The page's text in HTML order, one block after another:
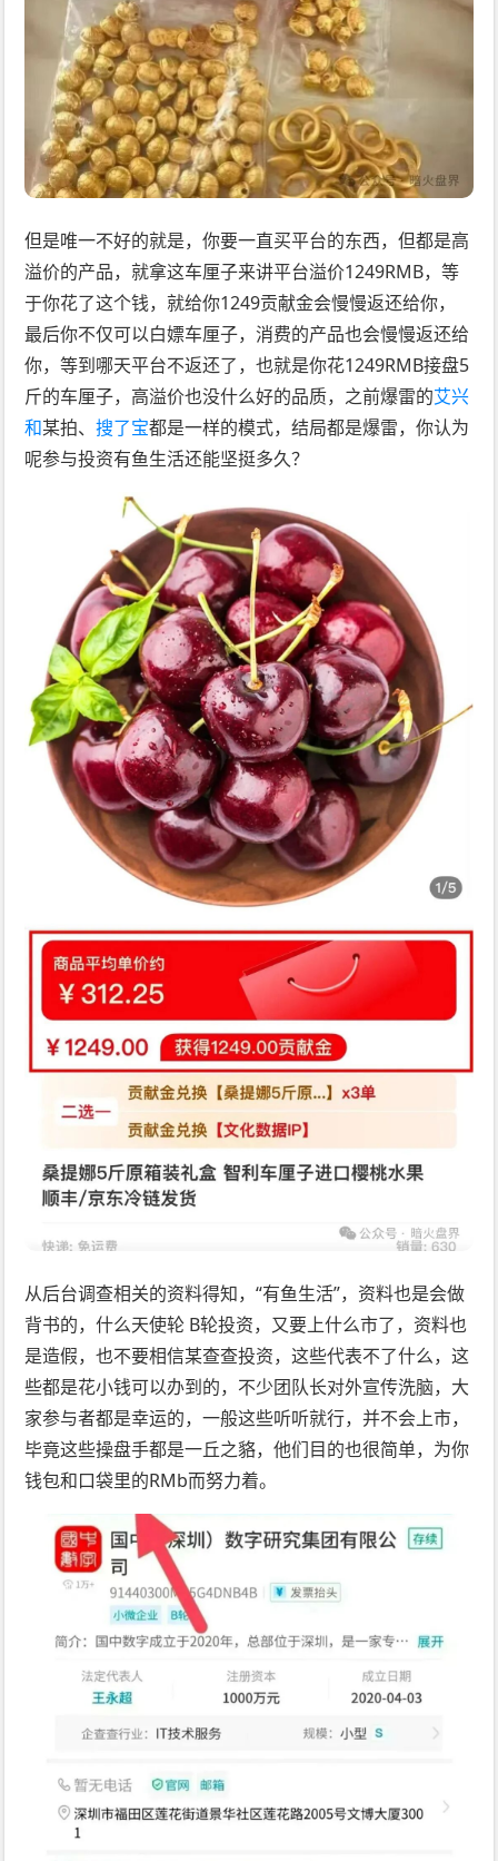
但是唯一不好的就是，你要一直买平台的东西，但都是高
溢价的产品，就拿这车厘子来讲平台溢价1249RMB，等
于你花了这个钱，就给你1249贡献金会慢慢返还给你，
最后你不仅可以白嫖车厘子，消费的产品也会慢慢返还给
你，等到哪天平台不返还了，也就是你花1249RMB接盘5
斤的车厘子，高溢价也没什么好的品质，之前爆雷的艾兴
和某拍、搜了宝都是一样的模式，结局都是爆雷，你认为
呢参与投资有鱼生活还能坚挺多久？
从后台调查相关的资料得知，“有鱼生活”，资料也是会做
背书的，什么天使轮 B轮投资，又要上什么市了，资料也
是造假，也不要相信某查查投资，这些代表不了什么，这
些都是花小钱可以办到的，不少团队长对外宣传洗脑，大
家参与者都是幸运的，一般这些听听就行，并不会上市，
毕竟这些操盘手都是一丘之貉，他们目的也很简单，为你
钱包和口袋里的RMb而努力着。